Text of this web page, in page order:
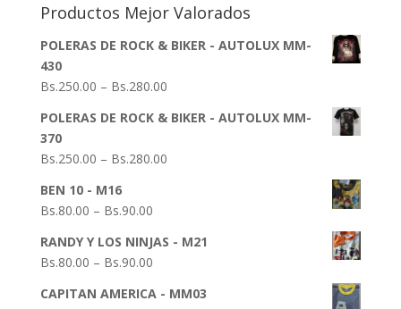
Productos Mejor Valorados
POLERAS DE ROCK & BIKER - AUTOLUX MM-
430
Bs.250.00 – Bs.280.00
POLERAS DE ROCK & BIKER - AUTOLUX MM-
370
Bs.250.00 – Bs.280.00
BEN 10 - M16
Bs.80.00 – Bs.90.00
RANDY Y LOS NINJAS - M21
Bs.80.00 – Bs.90.00
CAPITAN AMERICA - MM03